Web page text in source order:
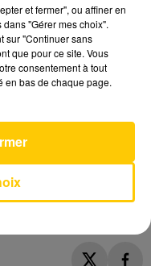
et fermer", ou affiner en
"Gérer mes choix".
sur "Continuer sans
que pour ce site. Vous
consentement à tout
en bas de chaque page.